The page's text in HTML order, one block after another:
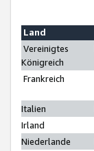
Land
Vereinigtes
Königreich
Frankreich
Italien
Irland
Niederlande